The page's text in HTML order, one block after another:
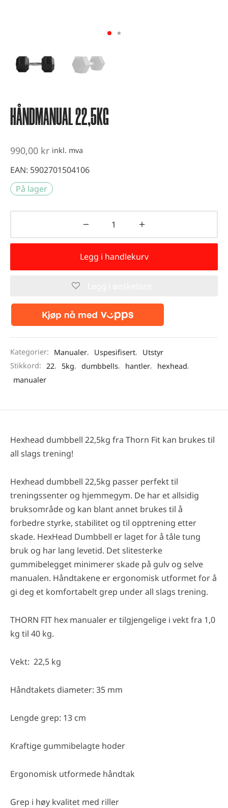
HÅNDMANUAL 22,5KG
990,00 kr inkl. mva
EAN: 5902701504106
På lager
Legg i handlekurv
Kategorier: Manualer, Uspesifisert,
Utstyr
Stikkord:
22, 5kg, dumbbells, hantler, hexhead,
manualer
Hexhead dumbbell 22,5kg fra Thorn Fit kan brukes til
all slags trening!
Hexhead dumbbell 22,5kg passer perfekt til
treningssenter og hjemmegym. De har et allsidig
bruksområde og kan blant annet brukes til å
forbedre styrke, stabilitet og til opptrening etter
skade. HexHead Dumbbell er laget for å tåle tung
bruk og har lang levetid. Det slitesterke
gummibelegget minimerer skade på gulv og selve
manualen. Håndtakene er ergonomisk utformet for å
gi deg et komfortabelt grep under all slags trening.
THORN FIT hex manualer er tilgjengelige i vekt fra 1,0
kg til 40 kg.
Vekt: 22,5 kg
Håndtakets diameter: 35 mm
Lengde grep: 13 cm
Kraftige gummibelagte hoder
Ergonomisk utformede håndtak
Grep i høy kvalitet med riller